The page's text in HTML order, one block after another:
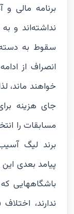
برنامه مالی و
نداشته‌اند و
سقوط به دسته
انصراف از
خواهند ماند،
جای هزینه
مسابقات را
برند لیگ
پیامد بعدی
باشگاههایی
ندارند،